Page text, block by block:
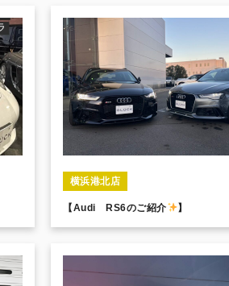
横浜港北店
【Audi RS6のご紹介 】